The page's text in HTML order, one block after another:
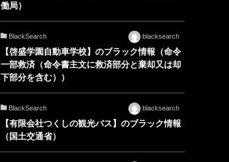
働局）
BlackSearch blacksearch
【啓盛学園自動車学校】のブラック情報（命令
一部救済（命令書主文に救済部分と棄却又は却
下部分を含む））
BlackSearch blacksearch
【有限会社つくしの観光バス】のブラック情報
（国土交通省）